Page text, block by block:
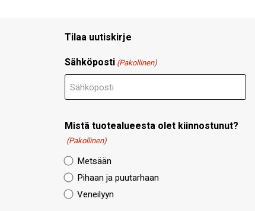
Tilaa uutiskirje
Sähköposti (Pakollinen)
Mistä tuotealueesta olet kiinnostunut?
(Pakollinen)
Metsään
Pihaan ja puutarhaan
Veneilyyn